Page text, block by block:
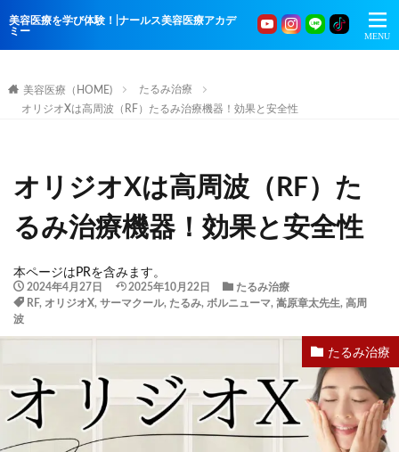
美容医療を学び体験！|ナールス美容医療アカデ
ミー
美容医療（HOME)
たるみ治療
オリジオXは高周波（RF）たるみ治療機器！効果と安全性
オリジオXは高周波（RF）た
るみ治療機器！効果と安全性
本ページはPRを含みます。
2024年4月27日 2025年10月22日
たるみ治療
RF, オリジオX, サーマクール, たるみ, ボルニューマ, 嵩原章太先生, 高周
波
たるみ治療